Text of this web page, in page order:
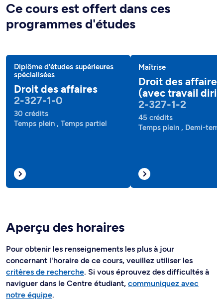
Ce cours est offert dans ces
programmes d'études
Diplôme d'études supérieures
spécialisées
Droit des affaires
2-327-1-0
30 crédits
Temps plein , Temps partiel
Maîtrise
Droit des affaires
(avec travail
2-327-1-2
45 crédits
Temps plein , Demi-
Aperçu des horaires
Pour obtenir les renseignements les plus à jour
concernant l'horaire de ce cours, veuillez utiliser les
critères de recherche. Si vous éprouvez des difficultés à
naviguer dans le Centre étudiant, communiquez avec
notre équipe.